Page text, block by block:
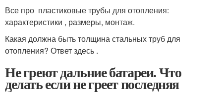
Все про пластиковые трубы для отопления:
характеристики , размеры, монтаж.
Какая должна быть толщина стальных труб для
отопления? Ответ здесь .
Не греют дальние батареи. Что
делать если не греет последняя